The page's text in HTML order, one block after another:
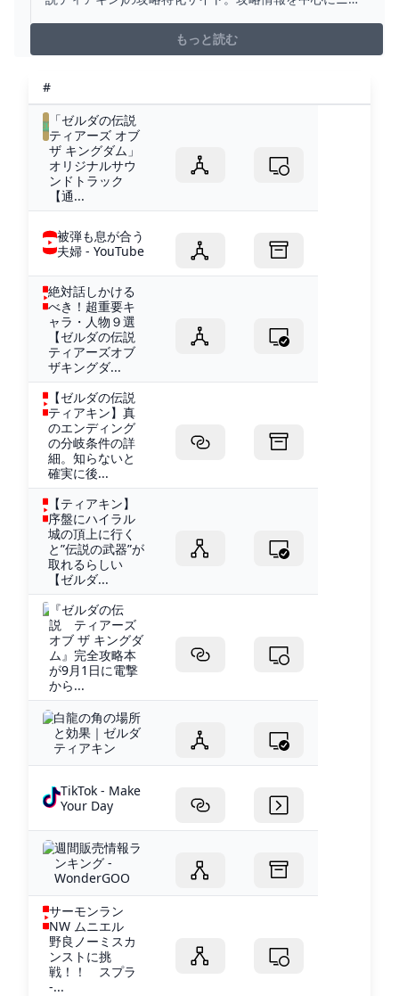
『ゼルダの伝説 ティアキン攻略』白龍くん1時間かけても
見つからない。白龍の鱗は一回取った後は次いつ取れる
もっと読む
#
「ゼルダの伝説
ティアーズ オブ
ザ キングダム」
オリジナルサウ
ンドトラック
【通...
被弾も息が合う
夫婦 - YouTube
絶対話しかける
べき！超重要キ
ャラ・人物９選
【ゼルダの伝説
ティアーズオブ
ザキングダ...
【ゼルダの伝説
ティアキン】真
のエンディング
の分岐条件の詳
細。知らないと
確実に後...
【ティアキン】
序盤にハイラル
城の頂上に行く
と”伝説の武器”が
取れるらしい
【ゼルダ...
『ゼルダの伝
説 ティアーズ
オブ ザ キングダ
ム』完全攻略本
が9月1日に電撃
から...
白龍の角の場所
と効果｜ゼルダ
ティアキン
TikTok - Make
Your Day
週間販売情報ラ
ンキング -
WonderGOO
サーモンラン
NW ムニエル
野良ノーミスカ
ンストに挑
戦！！ スプラ
-...